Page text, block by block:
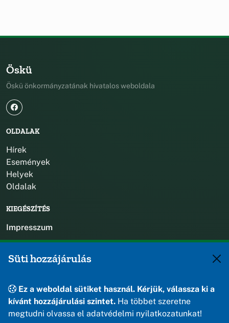
Öskü
Öskü önkormányzatának hivatalos weboldala
OLDALAK
Hírek
Események
Helyek
Oldalak
KIEGÉSZÍTÉS
Impresszum
+36 88 588 560
jegyzo@osku.hu
8191 Öskü, Szabadság tér 1.
Süti hozzájárulás
Ez a weboldal sütiket használ. Kérjük, válassza ki a
kívánt hozzájárulási szintet. Ha többet szeretne
megtudni olvassa el adatvédelmi nyilatkozatunkat!